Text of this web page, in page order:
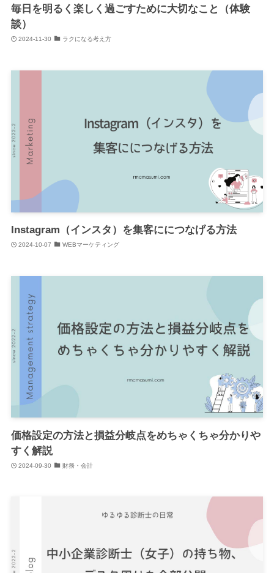
毎日を明るく楽しく過ごすために大切なこと（体験
談）
2024-11-30 ラクになる考え方
Instagram（インスタ）を集客ににつなげる方法
2024-10-07 WEBマーケティング
価格設定の方法と損益分岐点をめちゃくちゃ分かりや
すく解説
2024-09-30 財務・会計